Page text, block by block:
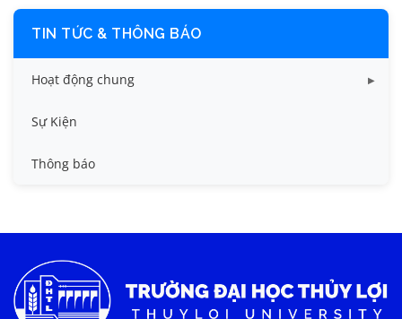
TIN TỨC & THÔNG BÁO
Hoạt động chung
Tin công tác sinh viên
Tin đào tạo
Tin tức chung
Sự Kiện
Thông báo